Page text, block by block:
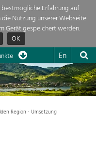
Erfahrung auf
Nutzung unserer Webseite
Gerät gespeichert werden.
OK
En


ist sehr vielfältig. Deshalb
Themenschwerpunkte. Für
und schon werden alle
Region - Umsetzung